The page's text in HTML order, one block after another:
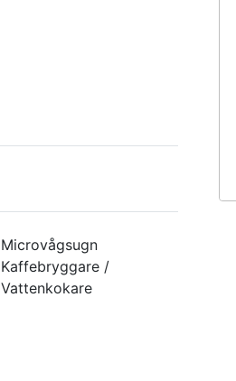
Microvågsugn
Kaffebryggare /
Vattenkokare